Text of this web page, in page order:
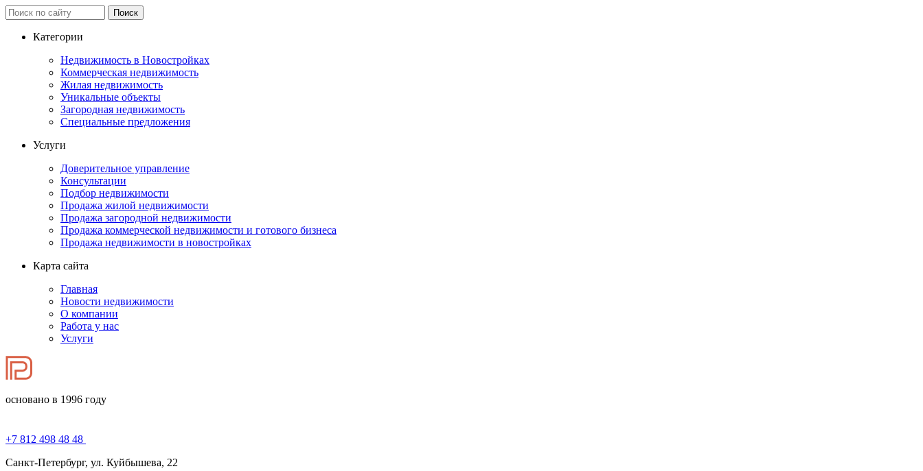
Категории
Недвижимость в Новостройках
Коммерческая недвижимость
Жилая недвижимость
Уникальные объекты
Загородная недвижимость
Специальные предложения
Услуги
Доверительное управление
Консультации
Подбор недвижимости
Продажа жилой недвижимости
Продажа загородной недвижимости
Продажа коммерческой недвижимости и готового бизнеса
Продажа недвижимости в новостройках
Карта сайта
Главная
Новости недвижимости
О компании
Работа у нас
Услуги
основано в 1996 году
+7 812 498 48 48
Санкт-Петербург, ул. Куйбышева, 22